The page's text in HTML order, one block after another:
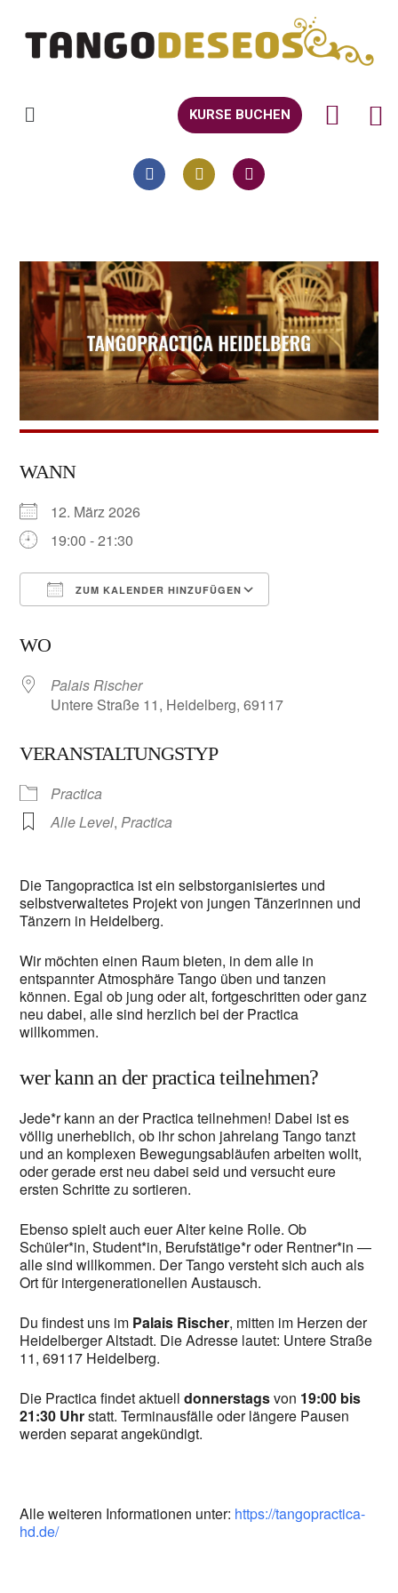
KURSE BUCHEN
WANN
12. März 2026
19:00 - 21:30
ZUM KALENDER HINZUFÜGEN
WO
Palais Rischer
Untere Straße 11, Heidelberg, 69117
VERANSTALTUNGSTYP
Practica
Alle Level,Practica
Die Tangopractica ist ein selbstorganisiertes und
selbstverwaltetes Projekt von jungen Tänzerinnen und
Tänzern in Heidelberg.
Wir möchten einen Raum bieten, in dem alle in
entspannter Atmosphäre Tango üben und tanzen
können. Egal ob jung oder alt, fortgeschritten oder ganz
neu dabei, alle sind herzlich bei der Practica
willkommen.
wer kann an der practica teilnehmen?
Jede*r kann an der Practica teilnehmen! Dabei ist es
völlig unerheblich, ob ihr schon jahrelang Tango tanzt
und an komplexen Bewegungsabläufen arbeiten wollt,
oder gerade erst neu dabei seid und versucht eure
ersten Schritte zu sortieren.
Ebenso spielt auch euer Alter keine Rolle. Ob
Schüler*in, Student*in, Berufstätige*r oder Rentner*in —
alle sind willkommen. Der Tango versteht sich auch als
Ort für intergenerationellen Austausch.
Du findest uns im Palais Rischer, mitten im Herzen der
Heidelberger Altstadt. Die Adresse lautet: Untere Straße
11, 69117 Heidelberg.
Die Practica findet aktuelldonnerstagsvon 19:00 bis
21:30 Uhrstatt. Terminausfälle oder längere Pausen
werden separat angekündigt.
Alle weiteren Informationen unter: https://tangopractica-
hd.de/